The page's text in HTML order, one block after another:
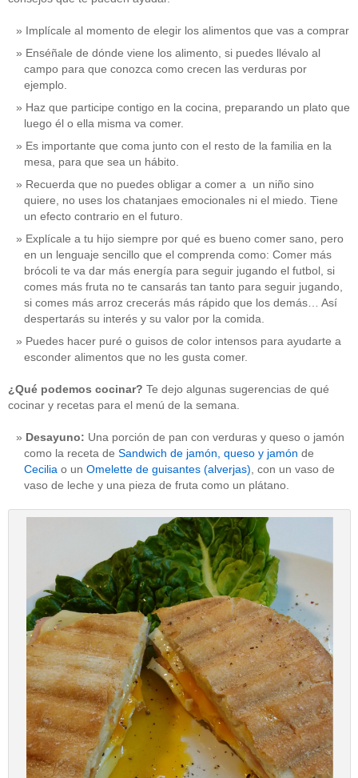
Implícale al momento de elegir los alimentos que vas a comprar
Enséñale de dónde viene los alimento, si puedes llévalo al
campo para que conozca como crecen las verduras por
ejemplo.
Haz que participe contigo en la cocina, preparando un plato que
luego él o ella misma va comer.
Es importante que coma junto con el resto de la familia en la
mesa, para que sea un hábito.
Recuerda que no puedes obligar a comer a un niño sino
quiere, no uses los chatanjaes emocionales ni el miedo. Tiene
un efecto contrario en el futuro.
Explícale a tu hijo siempre por qué es bueno comer sano, pero
en un lenguaje sencillo que el comprenda como: Comer más
brócoli te va dar más energía para seguir jugando el futbol, si
comes más fruta no te cansarás tan tanto para seguir jugando,
si comes más arroz crecerás más rápido que los demás… Así
despertarás su interés y su valor por la comida.
Puedes hacer puré o guisos de color intensos para ayudarte a
esconder alimentos que no les gusta comer.
¿Qué podemos cocinar? Te dejo algunas sugerencias de qué
cocinar y recetas para el menú de la semana.
Desayuno: Una porción de pan con verduras y queso o jamón
como la receta de Sandwich de jamón, queso y jamón de
Cecilia o un Omelette de guisantes (alverjas), con un vaso de
vaso de leche y una pieza de fruta como un plátano.